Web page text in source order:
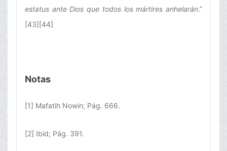
estatus ante Dios que todos los mártires anhelarán.”
[43][44]
Notas
[1] Mafatih Nowin; Pág. 666.
[2] Ibíd; Pág. 391.